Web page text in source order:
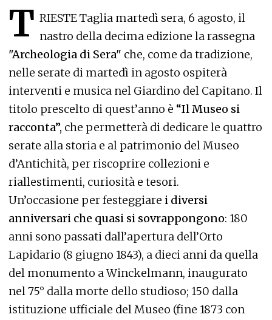
T RIESTETaglia martedì sera, 6 agosto, il
nastro della decima edizione la rassegna
"Archeologia di Sera" che, come da tradizione,
nelle serate di martedì in agosto ospiterà
interventi e musica nel Giardino del Capitano. Il
titolo prescelto di quest’anno è “Il Museo si
racconta”, che permetterà di dedicare le quattro
serate alla storia e al patrimonio del Museo
d’Antichità, per riscoprire collezioni e
riallestimenti, curiosità e tesori.
Un’occasione per festeggiare i diversi
anniversari che quasi si sovrappongono: 180
anni sono passati dall’apertura dell’Orto
Lapidario (8 giugno 1843), a dieci anni da quella
del monumento a Winckelmann, inaugurato
nel 75° dalla morte dello studioso; 150 dalla
istituzione ufficiale del Museo (fine 1873 con